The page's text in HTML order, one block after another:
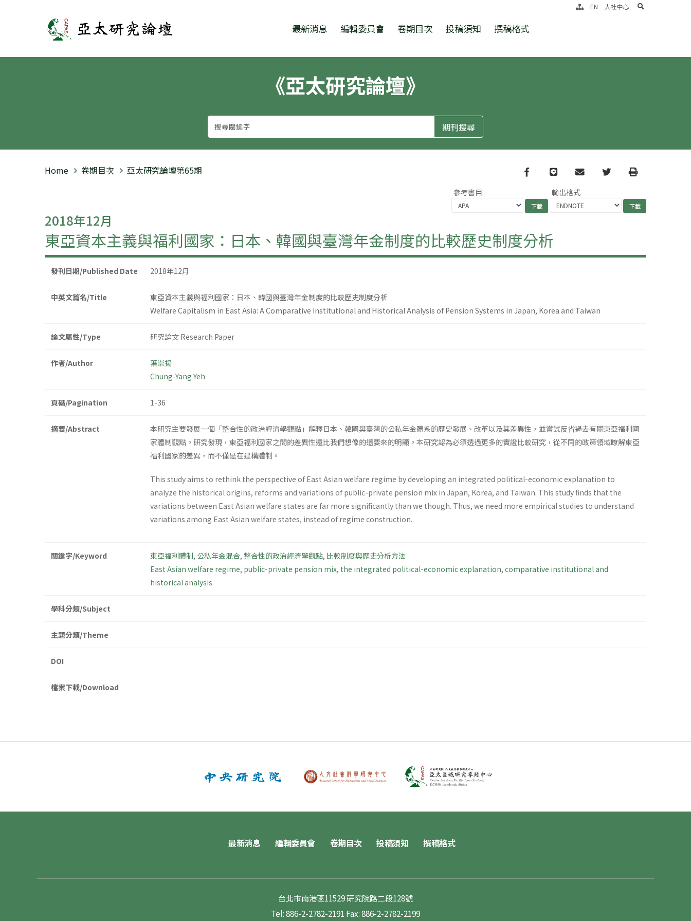
亞太研究論壇 最新消息 編輯委員會 卷期目次 投稿須知 撰稿格式
EN 人社中心 search
《亞太研究論壇》
Home 卷期目次 亞太研究論壇第65期 Facebook
line email TwitterPrint
參考書目 輸出格式
2018年12月
東亞資本主義與福利國家：日本、韓國與臺灣年金制度的比較歷史制度分析
發刊日期/Published Date 2018年12月
中英文篇名/Title
東亞資本主義與福利國家：日本、韓國與臺灣年金制度的比較歷史制度分析
Welfare Capitalism in East Asia: A Comparative Institutional and Historical Analysis of Pension Systems in Japan, Korea and Taiwan
論文屬性/Type 研究論文 Research Paper
作者/Author
葉崇揚
Chung-Yang Yeh
頁碼/Pagination 1-36
摘要/Abstract
本研究主要發展一個「整合性的政治經濟學觀點」解釋日本、韓國與臺灣的公私年金體系的歷史發展、改革以及其差異性，並嘗試反省過去有關東亞福利國
家體制觀點。研究發現，東亞福利國家之間的差異性遠比我們想像的還要來的明顯。本研究認為必須透過更多的實證比較研究，從不同的政策領域瞭解東亞
福利國家的差異，而不僅是在建構體制。
This study aims to rethink the perspective of East Asian welfare regime by developing an integrated political-economic explanation to
analyze the historical origins, reforms and variations of public-private pension mix in Japan, Korea, and Taiwan. This study finds that the
variations between East Asian welfare states are far more significantly than we though. Thus, we need more empirical studies to understand
variations among East Asian welfare states, instead of regime construction.
關鍵字/Keyword 東亞福利體制, 公私年金混合, 整合性的政治經濟學觀點, 比較制度與歷史分析方法
East Asian welfare regime, public-private pension mix, the integrated political-economic explanation, comparative institutional and
historical analysis
學科分類/Subject
主題分類/Theme
DOI
檔案下載/Download
最新消息 編輯委員會 卷期目次 投稿須知 撰稿格式
台北市南港區11529 研究院路二段128號
Tel: 886-2-2782-2191 Fax: 886-2-2782-2199